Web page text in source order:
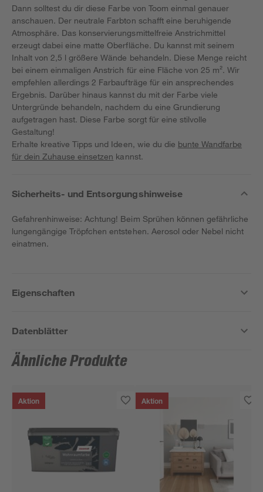
Dann solltest du dir diese Farbe von Toom einmal genauer
anschauen. Der neutrale Farbton schafft eine beruhigende
Atmosphäre. Das konservierungsmittelfreie Anstrichmittel
erzeugt dabei eine matte Oberfläche. Du kannst mit seinem
Inhalt von 2,5 l größere Wände behandeln. Diese Menge reicht
bei einem einmaligen Anstrich für eine Fläche von 25 m². Wir
empfehlen allerdings 2 Farbaufträge für ein ansprechendes
Ergebnis. Darüber hinaus kannst du mit der Farbe viele
Untergründe behandeln, nachdem du eine Grundierung
aufgetragen hast. Diese Farbe sorgt für eine stilvolle
Gestaltung!
Erhalte kreative Tipps und Ideen, wie du die bunte Wandfarbe
für dein Zuhause einsetzen kannst.
Sicherheits- und Entsorgungshinweise
Gefahrenhinweise: Achtung! Beim Sprühen können gefährliche
lungengängige Tröpfchen entstehen. Aerosol oder Nebel nicht
einatmen.
Eigenschaften
Datenblätter
Ähnliche Produkte
Aktion Aktion